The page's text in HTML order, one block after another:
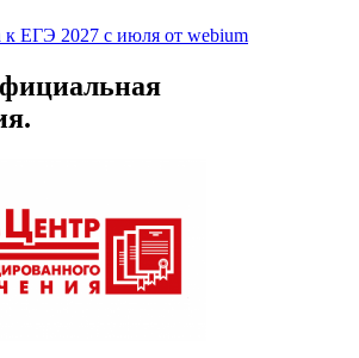
к ЕГЭ 2027 с июля от webium